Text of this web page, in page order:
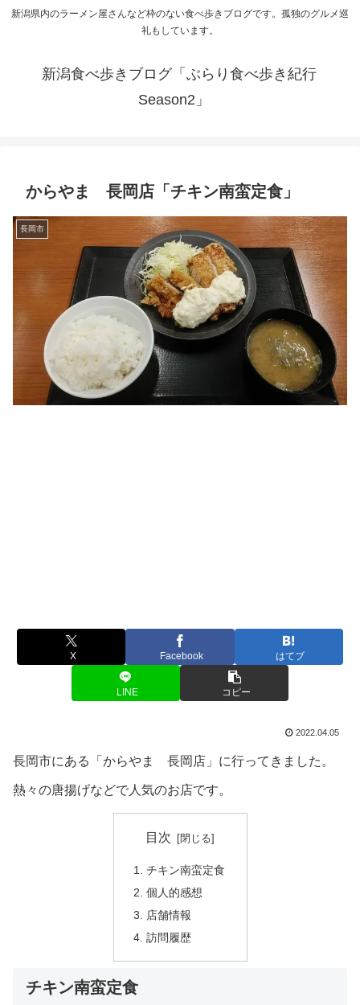
新潟県内のラーメン屋さんなど枠のない食べ歩きブログです。孤独のグルメ巡
礼もしています。
新潟食べ歩きブログ「ぶらり食べ歩き紀行
Season2」
からやま 長岡店「チキン南蛮定食」
長岡市
X Facebook はてブ
LINE コピー
2022.04.05
長岡市にある「からやま 長岡店」に行ってきました。
熱々の唐揚げなどで人気のお店です。
目次
チキン南蛮定食
個人的感想
店舗情報
訪問履歴
チキン南蛮定食